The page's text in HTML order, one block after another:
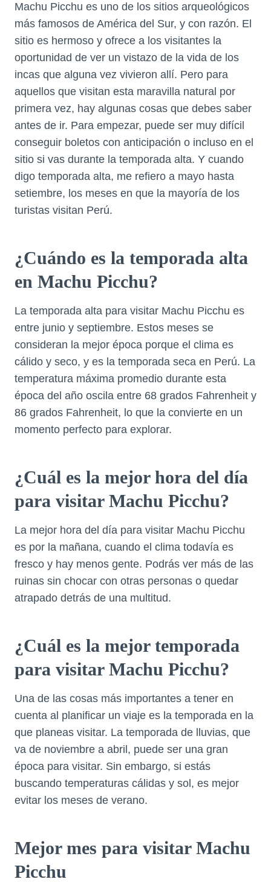
Machu Picchu es uno de los sitios arqueológicos
más famosos de América del Sur, y con razón. El
sitio es hermoso y ofrece a los visitantes la
oportunidad de ver un vistazo de la vida de los
incas que alguna vez vivieron allí. Pero para
aquellos que visitan esta maravilla natural por
primera vez, hay algunas cosas que debes saber
antes de ir. Para empezar, puede ser muy difícil
conseguir boletos con anticipación o incluso en el
sitio si vas durante la temporada alta. Y cuando
digo temporada alta, me refiero a mayo hasta
setiembre, los meses en que la mayoría de los
turistas visitan Perú.
¿Cuándo es la temporada alta
en Machu Picchu?
La temporada alta para visitar Machu Picchu es
entre junio y septiembre. Estos meses se
consideran la mejor época porque el clima es
cálido y seco, y es la temporada seca en Perú. La
temperatura máxima promedio durante esta
época del año oscila entre 68 grados Fahrenheit y
86 grados Fahrenheit, lo que la convierte en un
momento perfecto para explorar.
¿Cuál es la mejor hora del día
para visitar Machu Picchu?
La mejor hora del día para visitar Machu Picchu
es por la mañana, cuando el clima todavía es
fresco y hay menos gente. Podrás ver más de las
ruinas sin chocar con otras personas o quedar
atrapado detrás de una multitud.
¿Cuál es la mejor temporada
para visitar Machu Picchu?
Una de las cosas más importantes a tener en
cuenta al planificar un viaje es la temporada en la
que planeas visitar. La temporada de lluvias, que
va de noviembre a abril, puede ser una gran
época para visitar. Sin embargo, si estás
buscando temperaturas cálidas y sol, es mejor
evitar los meses de verano.
Mejor mes para visitar Machu
Picchu